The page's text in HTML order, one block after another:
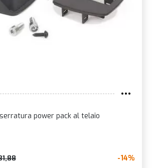
power pack al telaio
-14%